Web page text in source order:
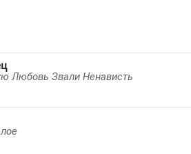
Любовь Звали Ненависть